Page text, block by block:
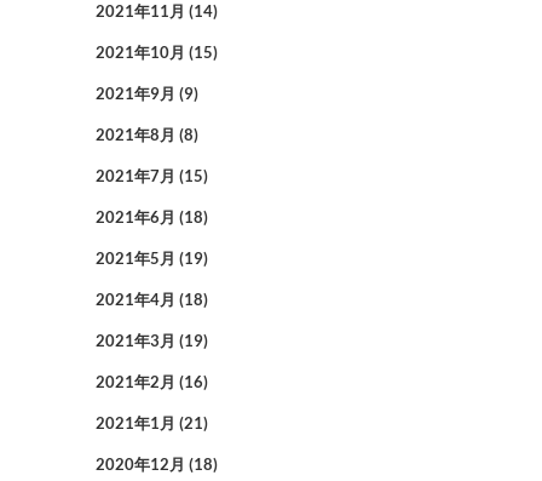
2021年11月 (14)
2021年10月 (15)
2021年9月 (9)
2021年8月 (8)
2021年7月 (15)
2021年6月 (18)
2021年5月 (19)
2021年4月 (18)
2021年3月 (19)
2021年2月 (16)
2021年1月 (21)
2020年12月 (18)